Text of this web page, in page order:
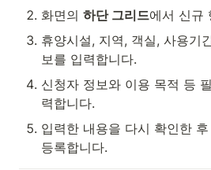
화면의 하단 그리드에서 신규
휴양시설, 지역, 객실, 사용기
보를 입력합니다.
신청자 정보와 이용 목적 등
력합니다.
입력한 내용을 다시 확인한
등록합니다.